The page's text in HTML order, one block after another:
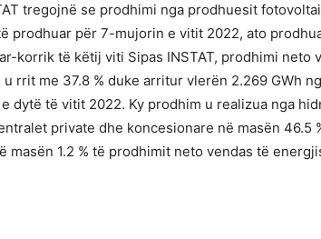
tregojnë se prodhimi nga prodhuesit
prodhuar për 7-mujorin e vitit 2022, ato
korrik të këtij viti Sipas INSTAT, prodhimi neto
rrit me 37.8 % duke arritur vlerën 2.269 GWh
dytë të vitit 2022. Ky prodhim u realizua nga
private dhe koncesionare në masën 46.5
masën 1.2 % të prodhimit neto vendas të